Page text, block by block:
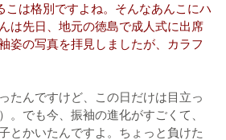
こは格別ですよね。そんなあんこにハ
は先日、地元の徳島で成人式に出席
姿の写真を拝見しましたが、カラフ
たんですけど、この日だけは目立っ
。でも今、振袖の進化がすごくて、
とかいたんですよ。ちょっと負けた